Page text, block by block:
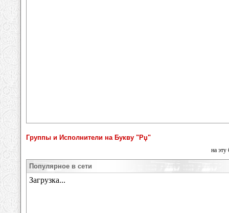
Группы и Исполнители на Букву "Рџ"
на эту
Популярное в сети